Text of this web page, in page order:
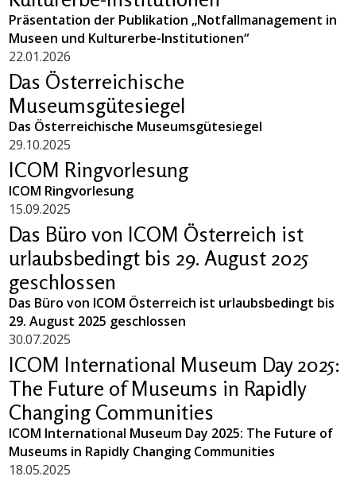
Präsentation der Publikation „Notfallmanagement in
Museen und Kulturerbe-Institutionen“
22.01.2026
Das Österreichische
Museumsgütesiegel
Das Österreichische Museumsgütesiegel
29.10.2025
ICOM Ringvorlesung
ICOM Ringvorlesung
15.09.2025
Das Büro von ICOM Österreich ist
urlaubsbedingt bis 29. August 2025
geschlossen
Das Büro von ICOM Österreich ist urlaubsbedingt bis
29. August 2025 geschlossen
30.07.2025
ICOM International Museum Day 2025:
The Future of Museums in Rapidly
Changing Communities
ICOM International Museum Day 2025: The Future of
Museums in Rapidly Changing Communities
18.05.2025